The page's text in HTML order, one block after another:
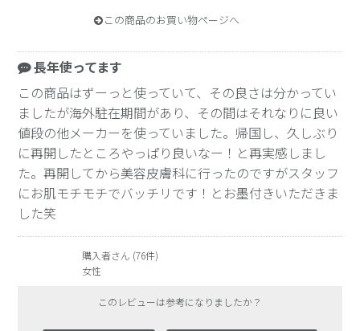
この商品のお買い物ページへ
長年使ってます
この商品はずーっと使っていて、その良さは分かってい
ましたが海外駐在期間があり、その間はそれなりに良い
値段の他メーカーを使っていました。帰国し、久しぶり
に再開したところやっぱり良いなー！と再実感しまし
た。再開してから美容皮膚科に行ったのですがスタッフ
にお肌モチモチでバッチリです！とお墨付きいただきま
した笑
購入者さん (76件)
女性
このレビューは参考になりましたか？